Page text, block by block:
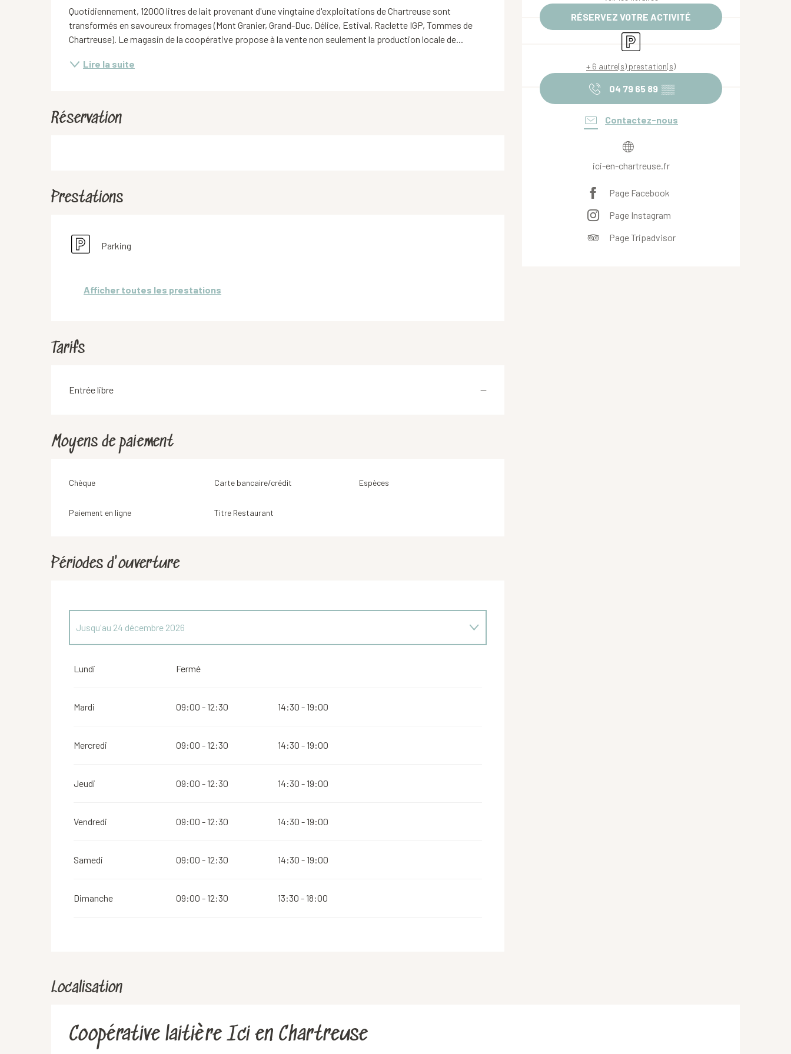
RÉSERVEZ VOTRE ACTIVITÉ
Parking
+ 6 autre(s) prestation(s)
04 79 65 89 ▒▒
Contactez-nous
ici-en-chartreuse.fr
Page Facebook
Page Instagram
Page Tripadvisor
Quotidiennement, 12000 litres de lait provenant d'une vingtaine d'exploitations de Chartreuse sont
transformés en savoureux fromages (Mont Granier, Grand-Duc, Délice, Estival, Raclette IGP, Tommes de
Chartreuse). Le magasin de la coopérative propose à la vente non seulement la production locale de...
Lire la suite
Réservation
Prestations
Parking
Afficher toutes les prestations
Tarifs
Entrée libre —
Moyens de paiement
Chèque Carte bancaire/crédit Espèces
Paiement en ligne Titre Restaurant
Périodes d'ouverture
Jusqu'au 24 décembre 2026
Lundi Fermé
Mardi 09:00 - 12:30 14:30 - 19:00
Mercredi 09:00 - 12:30 14:30 - 19:00
Jeudi 09:00 - 12:30 14:30 - 19:00
Vendredi 09:00 - 12:30 14:30 - 19:00
Samedi 09:00 - 12:30 14:30 - 19:00
Dimanche 09:00 - 12:30 13:30 - 18:00
Localisation
Coopérative laitière Ici en Chartreuse